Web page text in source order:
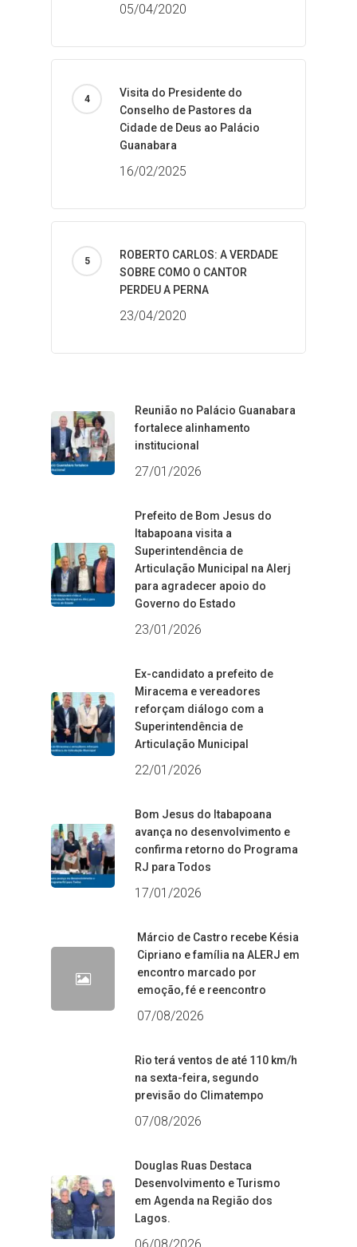
05/04/2020
Visita do Presidente do
Conselho de Pastores da
Cidade de Deus ao Palácio
Guanabara
16/02/2025
ROBERTO CARLOS: A VERDADE
SOBRE COMO O CANTOR
PERDEU A PERNA
23/04/2020
Reunião no Palácio Guanabara
fortalece alinhamento
institucional
27/01/2026
Prefeito de Bom Jesus do
Itabapoana visita a
Superintendência de
Articulação Municipal na Alerj
para agradecer apoio do
Governo do Estado
23/01/2026
Ex-candidato a prefeito de
Miracema e vereadores
reforçam diálogo com a
Superintendência de
Articulação Municipal
22/01/2026
Bom Jesus do Itabapoana
avança no desenvolvimento e
confirma retorno do Programa
RJ para Todos
17/01/2026
Márcio de Castro recebe Késia
Cipriano e família na ALERJ em
encontro marcado por
emoção, fé e reencontro
07/08/2026
Rio terá ventos de até 110 km/h
na sexta-feira, segundo
previsão do Climatempo
07/08/2026
Douglas Ruas Destaca
Desenvolvimento e Turismo
em Agenda na Região dos
Lagos.